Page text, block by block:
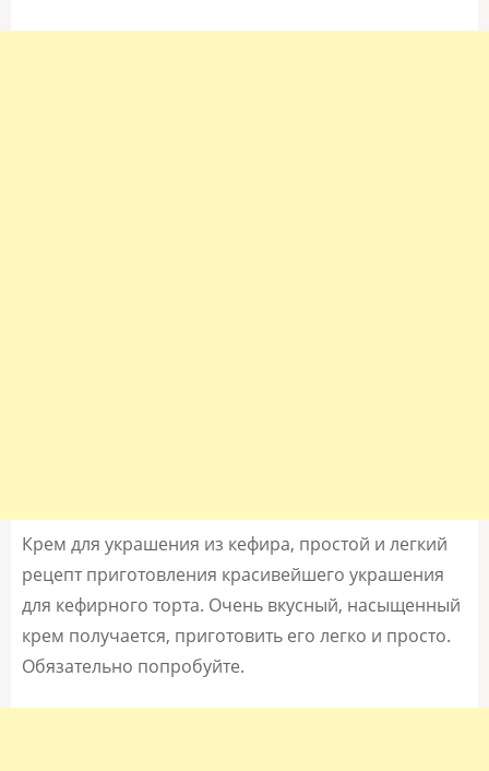
Крем для украшения из кефира, простой и легкий
рецепт приготовления красивейшего украшения
для кефирного торта. Очень вкусный, насыщенный
крем получается, приготовить его легко и просто.
Обязательно попробуйте.